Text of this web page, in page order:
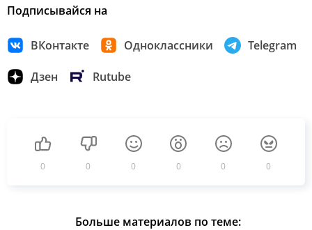
Подписывайся на
ВКонтакте Одноклассники Telegram
Дзен Rutube
0 0 0 0 0 0
Больше материалов по теме: